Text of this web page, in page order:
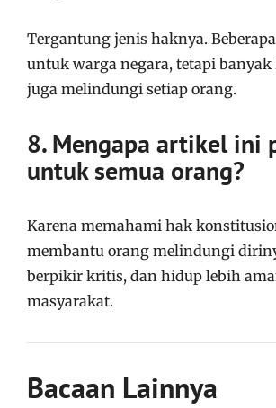
Tergantung jenis haknya.
untuk warga negara, tetapi banyak
juga melindungi setiap orang.
8. Mengapa artikel ini
untuk semua orang?
Karena memahami hak
membantu orang melindungi
berpikir kritis, dan hidup lebih
masyarakat.
Bacaan Lainnya